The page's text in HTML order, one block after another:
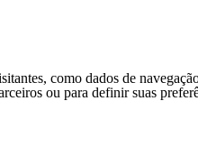
como dados de
ou para definir suas